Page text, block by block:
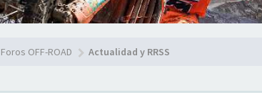
Foros OFF-ROAD Actualidad y RRSS